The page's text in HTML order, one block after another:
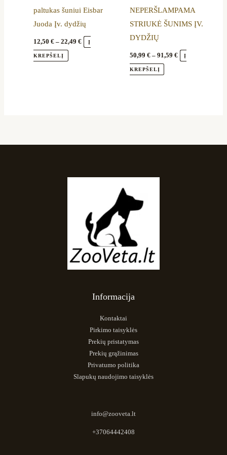
paltukas šuniui Eisbar
Juoda Įv. dydžių
12,50€ – 22,49€ Į
KREPŠELĮ
be
chosen
on
NEPERŠLAMPAMA
STRIUKĖ ŠUNIMS ĮV.
DYDŽIŲ
50,99 € – 91,59 € Į
KREPŠELĮ
be
chosen
the
Informacija
Kontaktai
Pirkimo taisyklės
Prekių pristatymas
Prekių grąžinimas
Privatumo politika
Slapukų naudojimo taisyklės
info@zooveta.lt
+37064442408